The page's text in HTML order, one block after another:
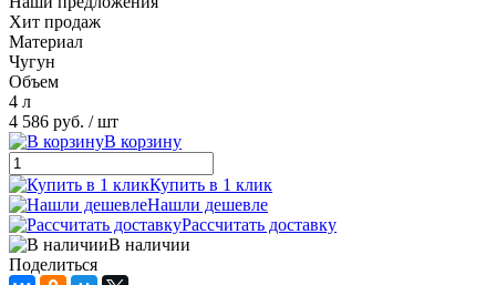
Хит продаж
Материал
Чугун
Объем
4 л
4 586 руб. / шт
В корзину
Купить в 1 клик
Нашли дешевле
Рассчитать доставку
В наличии
Поделиться